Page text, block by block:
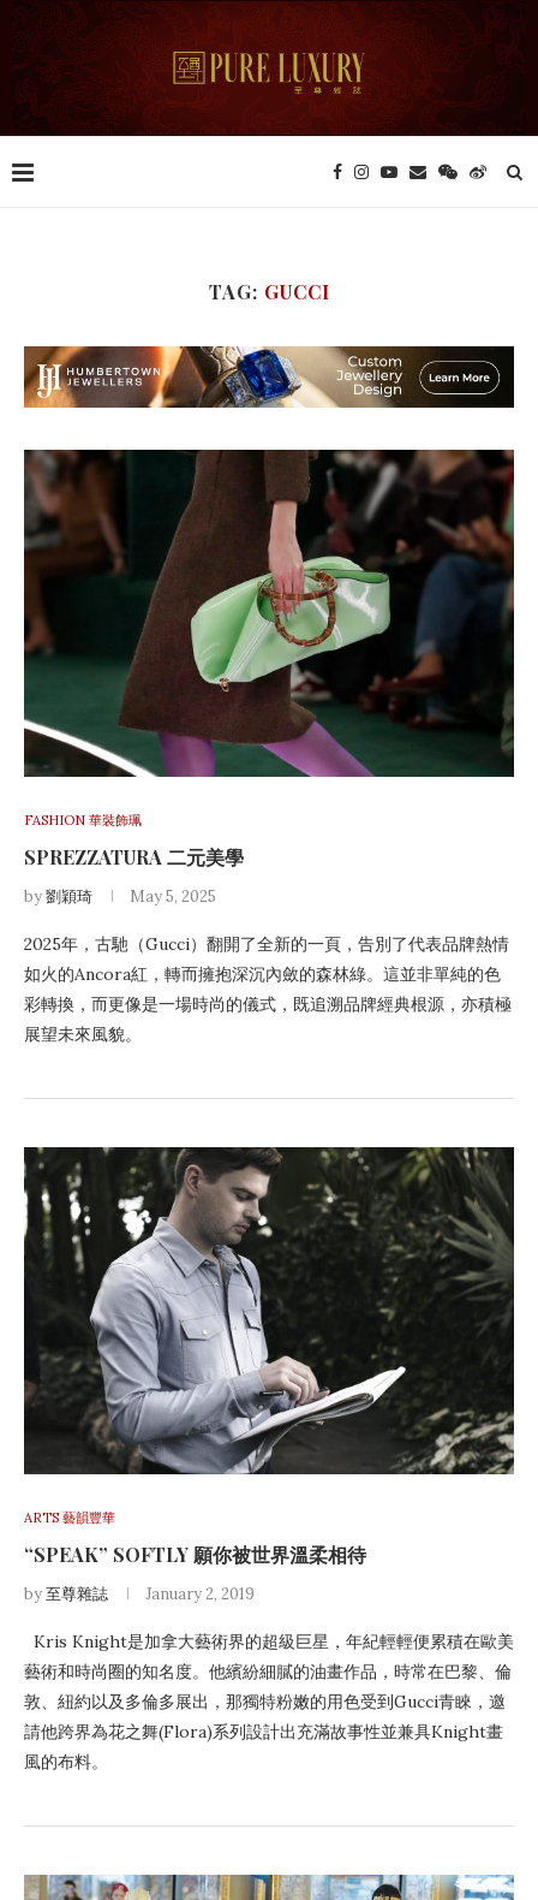
TAG: GUCCI
FASHION 華裝飾珮
SPREZZATURA 二元美學
by劉穎琦 May 5, 2025
2025年，古馳（Gucci）翻開了全新的一頁，告別了代表品牌熱情
如火的Ancora紅，轉而擁抱深沉內斂的森林綠。這並非單純的色
彩轉換，而更像是一場時尚的儀式，既追溯品牌經典根源，亦積極
展望未來風貌。
ARTS 藝韻豐華
“SPEAK” SOFTLY 願你被世界溫柔相待
by至尊雜誌 January 2, 2019
Kris Knight是加拿大藝術界的超級巨星，年紀輕輕便累積在歐美
藝術和時尚圈的知名度。他繽紛細膩的油畫作品，時常在巴黎、倫
敦、紐約以及多倫多展出，那獨特粉嫩的用色受到Gucci青睞，邀
請他跨界為花之舞(Flora)系列設計出充滿故事性並兼具Knight畫
風的布料。